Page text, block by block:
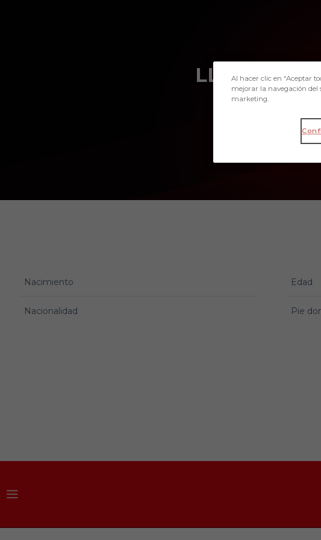
LLEDÓ
Nacimiento Edad
Nacionalidad Pie
Al hacer clic en “Aceptar
mejorar la navegación del
marketing.